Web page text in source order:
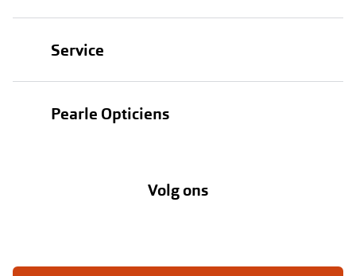
Service
Hier de overeenkomst ontbinden
Pearle Opticiens
Volg ons